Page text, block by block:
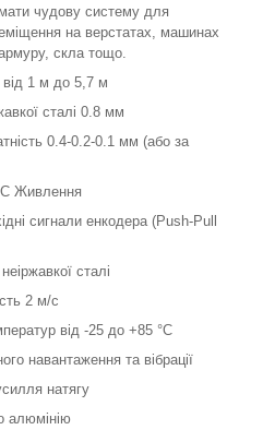
чудову систему для
на верстатах, машинах
скла тощо.
від 1 м до 5,7 м
сталі 0.8 мм
0.4-0.2-0.1 мм (або за
Живлення
сигнали енкодера (Push-Pull
сталі
2 м/c
від -25 до +85 °C
навантаження та вібрації
натягу
алюмінію